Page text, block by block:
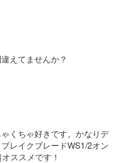
えてませんか？
くちゃ好きです。かなりデ
レイクブレードWS1/2オン
ススメです！